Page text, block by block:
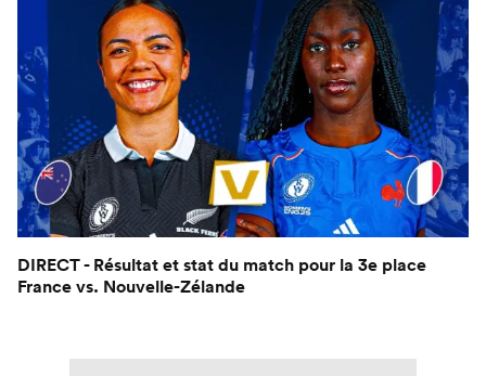
DIRECT - Résultat et stat du match pour la 3e place
France vs. Nouvelle-Zélande